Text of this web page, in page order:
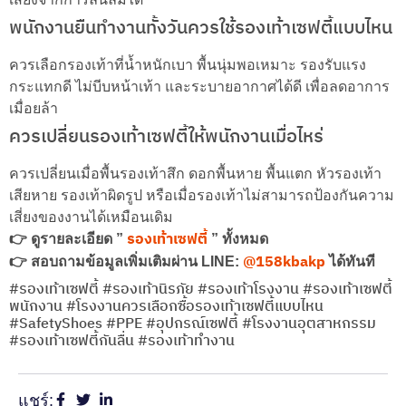
พนักงานยืนทำงานทั้งวันควรใช้รองเท้าเซฟตี้แบบไหน
ควรเลือกรองเท้าที่น้ำหนักเบา พื้นนุ่มพอเหมาะ รองรับแรง
กระแทกดี ไม่บีบหน้าเท้า และระบายอากาศได้ดี เพื่อลดอาการ
เมื่อยล้า
ควรเปลี่ยนรองเท้าเซฟตี้ให้พนักงานเมื่อไหร่
ควรเปลี่ยนเมื่อพื้นรองเท้าสึก ดอกพื้นหาย พื้นแตก หัวรองเท้า
เสียหาย รองเท้าผิดรูป หรือเมื่อรองเท้าไม่สามารถป้องกันความ
เสี่ยงของงานได้เหมือนเดิม
👉 ดูรายละเอียด ” รองเท้าเซฟตี้ ” ทั้งหมด
👉 สอบถามข้อมูลเพิ่มเติมผ่าน LINE: @158kbakp ได้ทันที
#รองเท้าเซฟตี้ #รองเท้านิรภัย #รองเท้าโรงงาน #รองเท้าเซฟตี้
พนักงาน #โรงงานควรเลือกซื้อรองเท้าเซฟตี้แบบไหน
#SafetyShoes #PPE #อุปกรณ์เซฟตี้ #โรงงานอุตสาหกรรม
#รองเท้าเซฟตี้กันลื่น #รองเท้าทำงาน
แชร์: